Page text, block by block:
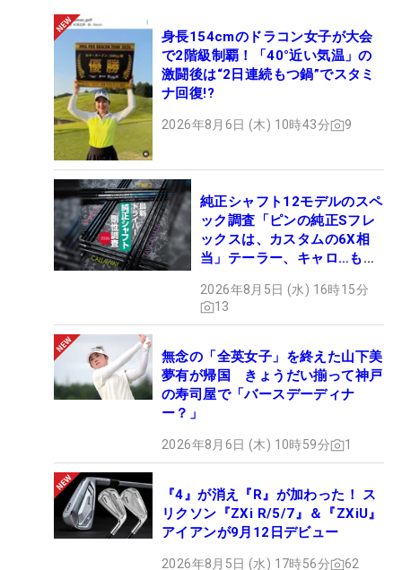
身長154cmのドラコン女子が大会
で2階級制覇！「40°近い気温」の
激闘後は“2日連続もつ鍋”でスタミ
ナ回復!?
2026年8月6日 (木) 10時43分 9
純正シャフト12モデルのスペ
ック調査「ピンの純正Sフレ
ックスは、カスタムの6X相
当」テーラー、キャロ…もチ
2026年8月5日 (水) 16時15分
13
無念の「全英女子」を終えた山下美
夢有が帰国 きょうだい揃って神戸
の寿司屋で「バースデーディナ
ー？」
2026年8月6日 (木) 10時59分 1
『4』が消え『R』が加わった！ ス
リクソン『ZXi R/5/7』＆『ZXiU』
アイアンが9月12日デビュー
2026年8月5日 (水) 17時56分 62